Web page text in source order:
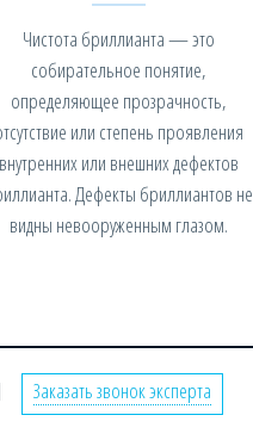
Чистота бриллианта — это
собирательное понятие,
определяющее прозрачность,
или степень проявления
внутренних или внешних дефектов
Дефекты бриллиантов не
видны невооруженным глазом.
Заказать звонок эксперта